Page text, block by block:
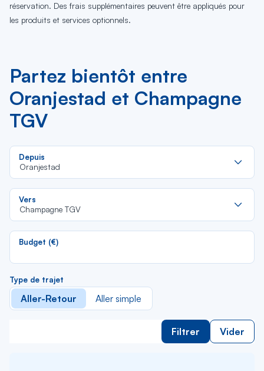
réservation. Des frais supplémentaires peuvent être appliqués pour
les produits et services optionnels.
Partez bientôt entre
Oranjestad et Champagne
TGV
Depuis
Oranjestad
Vers
Champagne TGV
Budget (€)
Type de trajet
Aller-Retour Aller simple
Filtrer Vider